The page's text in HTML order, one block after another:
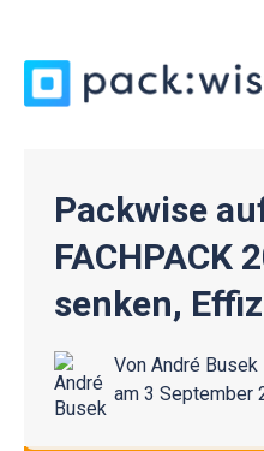
Packwise
FACHPACK
senken,
Von André Busek
am 3 September